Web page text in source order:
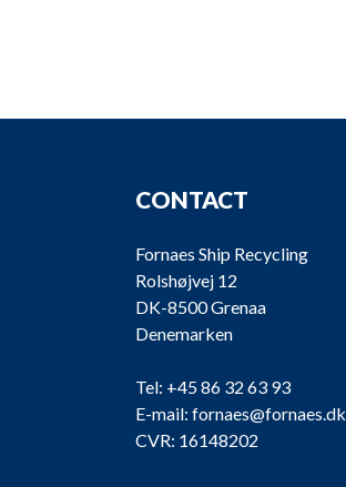
CONTACT
Fornaes Ship Recycling
Rolshøjvej 12
DK-8500 Grenaa
Denemarken
Tel: +45 86 32 63 93
E-mail: fornaes@fornaes.dk
CVR: 16148202